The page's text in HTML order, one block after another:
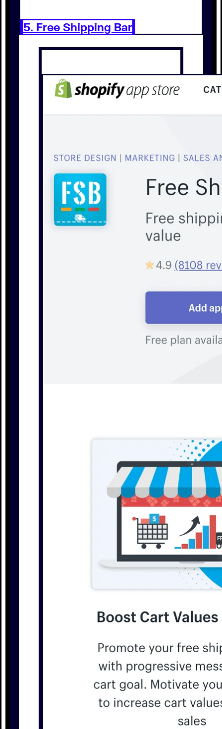
5. Free Shipping Bar